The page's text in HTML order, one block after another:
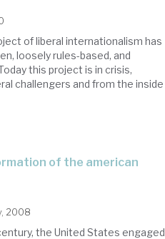
of liberal internationalism has
loosely rules-based, and
this project is in crisis,
challengers and from the inside
2008
the United States engaged